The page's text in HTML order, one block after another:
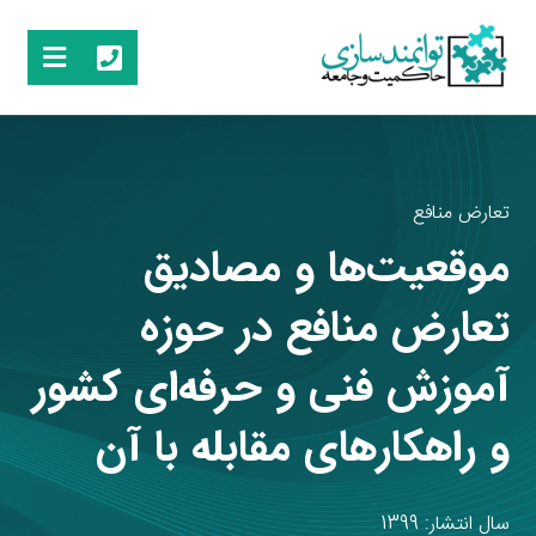
تعارض منافع
موقعیت‌ها و مصادیق
تعارض منافع در حوزه
آموزش فنی و حرفه‌ای کشور
و راهکارهای مقابله با آن
سال انتشار: 1399